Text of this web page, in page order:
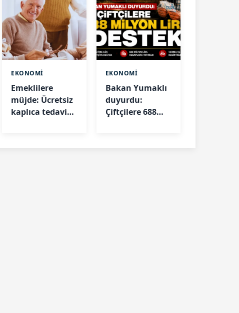
EKONOMİ
Emeklilere
müjde: Ücretsiz
kaplıca tedavisi
EKONOMİ
Bakan Yumaklı
duyurdu:
Çiftçilere 688